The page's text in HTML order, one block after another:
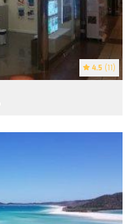
4.5 (11)